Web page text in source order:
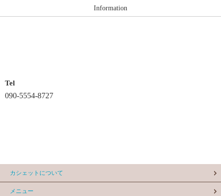
Information
Tel
090-5554-8727
カシェットについて
メニュー